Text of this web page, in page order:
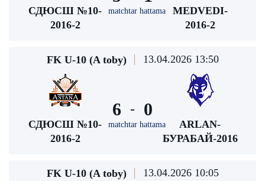
СДЮСШ №10-
2016-2
matchtar hattama
MEDVEDI-
2016-2
FK U-10 (A toby) 13.04.2026 13:50
СДЮСШ №10-
2016-2
6 -
matchtar hattama
0
ARLAN-
БУРАБАЙ-2016
FK U-10 (A toby) 13.04.2026 10:05